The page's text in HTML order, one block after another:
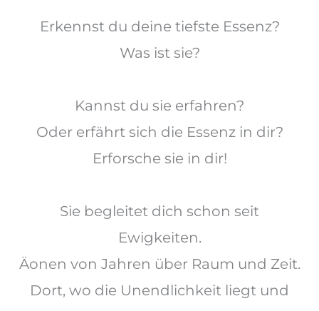
Erkennst du deine tiefste Essenz?
Was ist sie?
Kannst du sie erfahren?
Oder erfährt sich die Essenz in dir?
Erforsche sie in dir!
Sie begleitet dich schon seit
Ewigkeiten.
Äonen von Jahren über Raum und Zeit.
Dort, wo die Unendlichkeit liegt und